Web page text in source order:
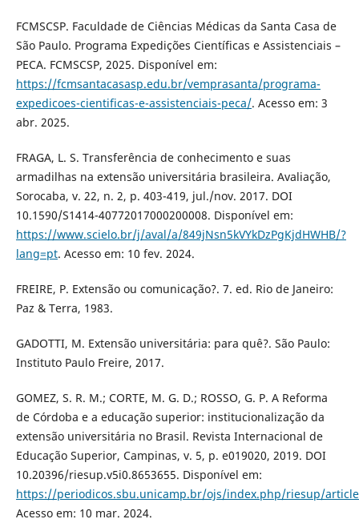
FCMSCSP. Faculdade de Ciências Médicas da Santa Casa de
São Paulo. Programa Expedições Científicas e Assistenciais –
PECA. FCMSCSP, 2025. Disponível em:
https://fcmsantacasasp.edu.br/vemprasanta/programa-
expedicoes-cientificas-e-assistenciais-peca/. Acesso em: 3
abr. 2025.
FRAGA, L. S. Transferência de conhecimento e suas
armadilhas na extensão universitária brasileira. Avaliação,
Sorocaba, v. 22, n. 2, p. 403-419, jul./nov. 2017. DOI
10.1590/S1414-40772017000200008. Disponível em:
https://www.scielo.br/j/aval/a/849jNsn5kVYkDzPgKjdHWHB/?
lang=pt. Acesso em: 10 fev. 2024.
FREIRE, P. Extensão ou comunicação?. 7. ed. Rio de Janeiro:
Paz & Terra, 1983.
GADOTTI, M. Extensão universitária: para quê?. São Paulo:
Instituto Paulo Freire, 2017.
GOMEZ, S. R. M.; CORTE, M. G. D.; ROSSO, G. P. A Reforma
de Córdoba e a educação superior: institucionalização da
extensão universitária no Brasil. Revista Internacional de
Educação Superior, Campinas, v. 5, p. e019020, 2019. DOI
10.20396/riesup.v5i0.8653655. Disponível em:
https://periodicos.sbu.unicamp.br/ojs/index.php/riesup/
Acesso em: 10 mar. 2024.